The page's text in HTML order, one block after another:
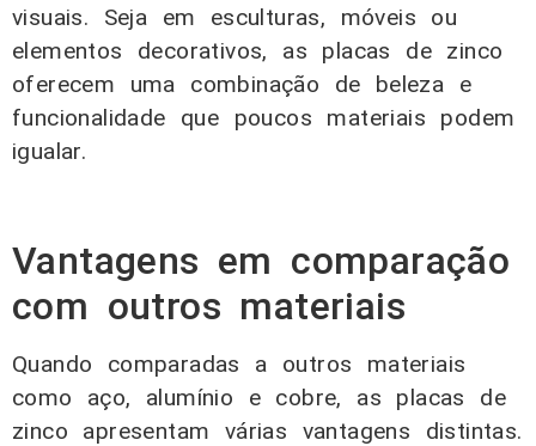
visuais. Seja em esculturas, móveis ou
elementos decorativos, as placas de zinco
oferecem uma combinação de beleza e
funcionalidade que poucos materiais podem
igualar.
Vantagens em comparação
com outros materiais
Quando comparadas a outros materiais
como aço, alumínio e cobre, as placas de
zinco apresentam várias vantagens distintas.